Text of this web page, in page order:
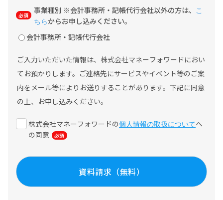
事業種別 ※会計事務所・記帳代行会社以外の方は、
こ
ちらからお申し込みください。
会計事務所・記帳代行会社
ご入力いただいた情報は、株式会社マネーフォワードにおい
てお預かりします。ご連絡先にサービスやイベント等のご案
内をメール等によりお送りすることがあります。下記に同意
の上、お申し込みください。
株式会社マネーフォワードの個人情報の取扱についてへ
の同意